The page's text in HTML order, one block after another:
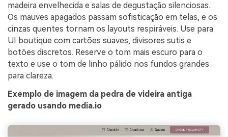
madeira envelhecida e salas de degustação silenciosas.
Os mauves apagados passam sofisticação em telas, e os
cinzas quentes tornam os layouts respiráveis. Use para
UI boutique com cartões suaves, divisores sutis e
botões discretos. Reserve o tom mais escuro para o
texto e use o tom de linho pálido nos fundos grandes
para clareza.
Exemplo de imagem da pedra de videira antiga
gerado usando media.io